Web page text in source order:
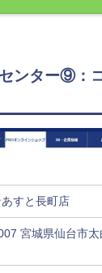
ンター⑨：
すと長町店
宮城県仙台市